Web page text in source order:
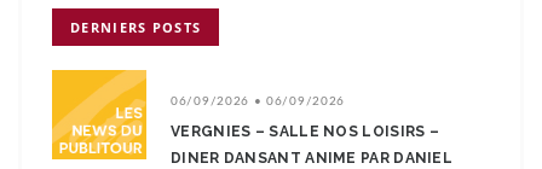
DERNIERS POSTS
06/09/2026 • 06/09/2026
VERGNIES – SALLE NOS LOISIRS –
DINER DANSANT ANIME PAR DANIEL